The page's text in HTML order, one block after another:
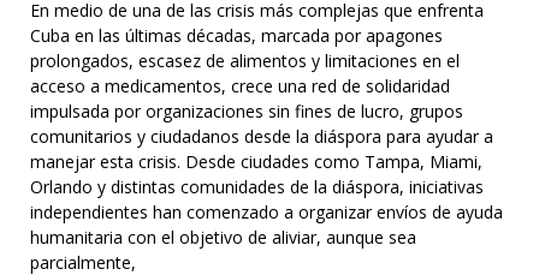
En medio de una de las crisis más complejas que enfrenta
Cuba en las últimas décadas, marcada por apagones
prolongados, escasez de alimentos y limitaciones en el
acceso a medicamentos, crece una red de solidaridad
impulsada por organizaciones sin fines de lucro, grupos
comunitarios y ciudadanos desde la diáspora para ayudar a
manejar esta crisis. Desde ciudades como Tampa, Miami,
Orlando y distintas comunidades de la diáspora, iniciativas
independientes han comenzado a organizar envíos de ayuda
humanitaria con el objetivo de aliviar, aunque sea
parcialmente,